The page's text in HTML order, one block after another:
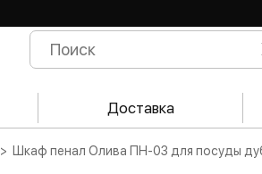
Доставка
Шкаф пенал Олива ПН-03 для посуды